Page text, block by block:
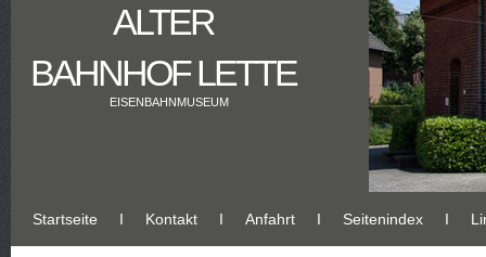
ALTER
BAHNHOF LETTE
EISENBAHNMUSEUM
Startseite Ι Kontakt Ι Anfahrt Ι Seitenindex Ι